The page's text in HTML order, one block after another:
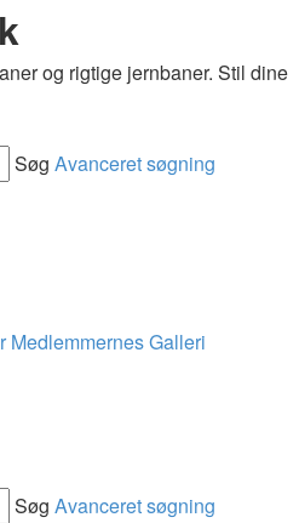
og rigtige jernbaner. Stil dine
Søg Avanceret søgning
Medlemmernes Galleri
Søg Avanceret søgning